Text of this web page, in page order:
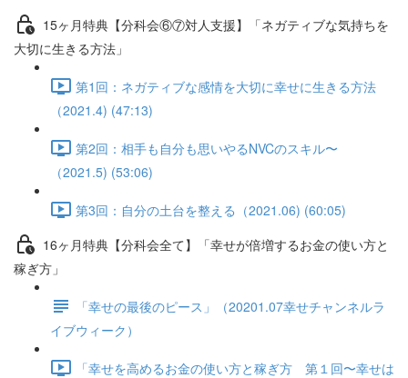
15ヶ月特典【分科会⑥⑦対人支援】「ネガティブな気持ちを
大切に生きる方法」
第1回：ネガティブな感情を大切に幸せに生きる方法
（2021.4) (47:13)
第2回：相手も自分も思いやるNVCのスキル〜
（2021.5) (53:06)
第3回：自分の土台を整える（2021.06) (60:05)
16ヶ月特典【分科会全て】「幸せが倍増するお金の使い方と
稼ぎ方」
「幸せの最後のピース」（20201.07幸せチャンネルラ
イブウィーク）
「幸せを高めるお金の使い方と稼ぎ方 第１回〜幸せは